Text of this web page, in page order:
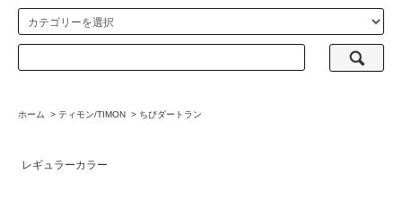
ホーム > ティモン/TIMON > ちびダートラン
レギュラーカラー